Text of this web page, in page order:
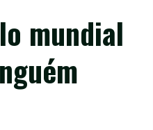
mundial